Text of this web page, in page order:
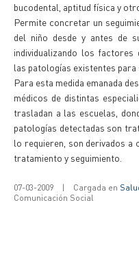
bucodental, aptitud física y
Permite concretar un
del niño desde y antes de
individualizando los
las patologías existentes
Para esta medida emanada
médicos de distintas
trasladan a las escuelas,
patologías detectadas son
lo requieren, son derivados a
tratamiento y seguimiento.
07-03-2009 | Cargada en
Comunicación Social